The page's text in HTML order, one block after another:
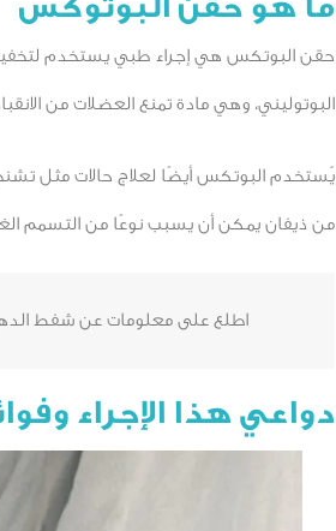
ما هو حقن البوتوكس
حقن البوتكس هي إجراء طبي يستخدم
البوتوليني، وهي مادة تمنع العضلات من
يُستخدم البوتكس أيضًا لعلاج حالات مثل
من ذيفان يمكن أن يسبب نوعًا من التسمم
اطلع على معلومات عن شفط
دواعي هذا الإجراء